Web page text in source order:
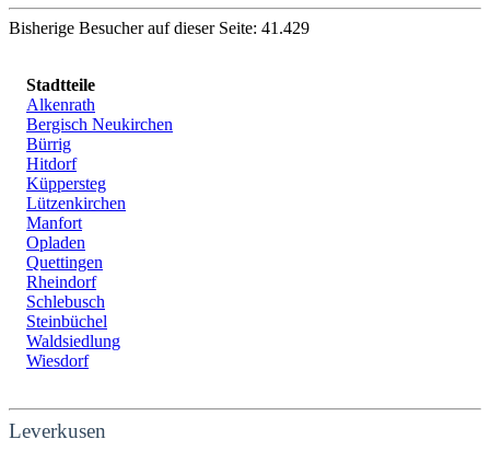
Bisherige Besucher auf dieser Seite: 41.429
Stadtteile
Alkenrath
Bergisch Neukirchen
Bürrig
Hitdorf
Küppersteg
Lützenkirchen
Manfort
Opladen
Quettingen
Rheindorf
Schlebusch
Steinbüchel
Waldsiedlung
Wiesdorf
Leverkusen